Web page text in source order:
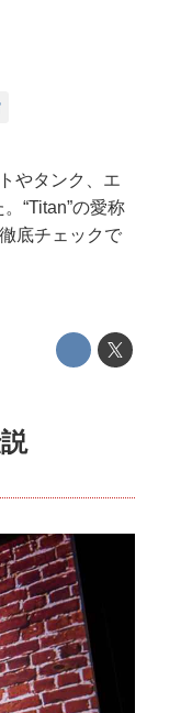
やタンク、エ
“Titan”の愛称
底チェックで